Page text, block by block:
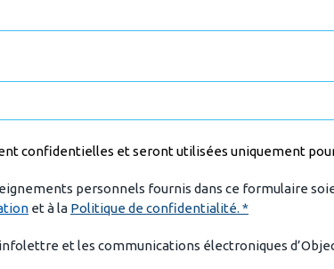
confidentielles et seront utilisées uniquement
personnels fournis dans ce formulaire
et à la Politique de confidentialité. *
et les communications électroniques